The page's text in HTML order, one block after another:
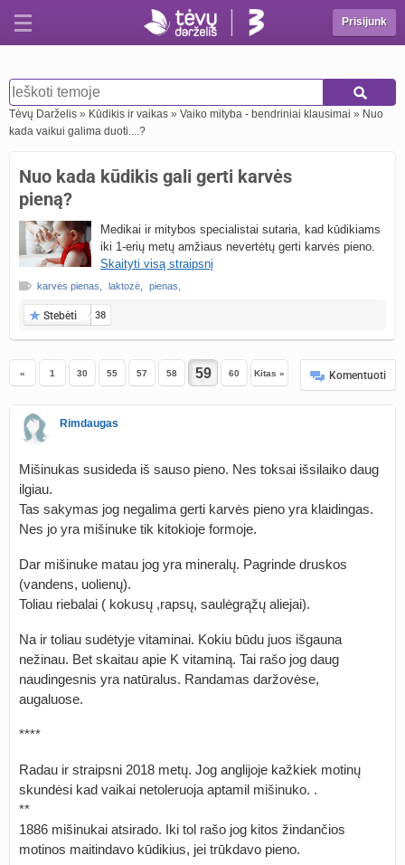
Prisijunk
Tėvų Darželis » Kūdikis ir vaikas » Vaiko mityba - bendriniai klausimai » Nuo
kada vaikui galima duoti....?
Nuo kada kūdikis gali gerti karvės
pieną?
Medikai ir mitybos specialistai sutaria, kad kūdikiams
iki 1-erių metų amžiaus nevertėtų gerti karvės pieno.
Skaityti visą straipsnį
karvės pienas laktozė pienas
Stebėti 38
« 1 30 55 57 58 60 Kitas » Komentuoti
Rimdaugas
Mišinukas susideda iš sauso pieno. Nes toksai išsilaiko daug
ilgiau.
Tas sakymas jog negalima gerti karvės pieno yra klaidingas.
Nes jo yra mišinuke tik kitokioje formoje.
Dar mišinuke matau jog yra mineralų. Pagrinde druskos
(vandens, uolienų).
Toliau riebalai ( kokusų ,rapsų, saulėgrąžų aliejai).
Na ir toliau sudėtyje vitaminai. Kokiu būdu juos išgauna
nežinau. Bet skaitau apie K vitaminą. Tai rašo jog daug
naudingesnis yra natūralus. Randamas daržovėse,
augaluose.
****
Radau ir straipsni 2018 metų. Jog anglijoje kažkiek motinų
skundėsi kad vaikai netoleruoja aptamil mišinuko. .
**
1886 mišinukai atsirado. Iki tol rašo jog kitos žindančios
motinos maitindavo kūdikius, jei trūkdavo pieno.